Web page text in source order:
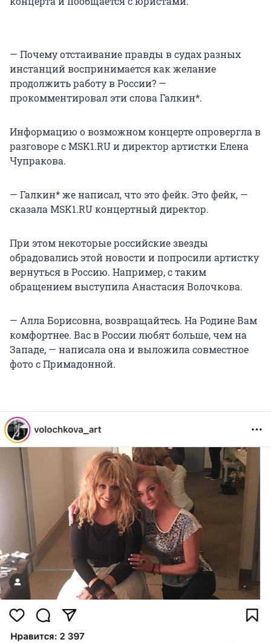
— Почему отстаивание правды в судах разных
инстанций воспринимается как желание
продолжить работу в России? —
прокомментировал эти слова Галкин*.
Информацию о возможном концерте опровергла в
разговоре с MSK1.RU и директор артистки Елена
Чупракова.
— Галкин* же написал, что это фейк. Это фейк, —
сказала MSK1.RU концертный директор.
При этом некоторые российские звезды
обрадовались этой новости и попросили артистку
вернуться в Россию. Например, с таким
обращением выступила Анастасия Волочкова.
— Алла Борисовна, возвращайтесь. На Родине Вам
комфортнее. Вас в России любят больше, чем на
Западе, — написала она и выложила совместное
фото с Примадонной.